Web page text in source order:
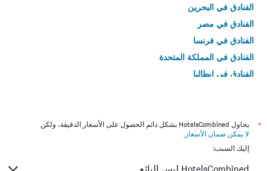
الفنادق في البحرين
الفنادق في مصر
الفنادق في فرنسا
الفنادق في المملكة المتحدة
الفنادق في إيطاليا
*
يحاول HotelsCombined بشكل دائم الحصول على الأسعار الدقيقة، ولكن
لا يمكن ضمان الأسعار .
إليك السبب:
HotelsCombined ليس البائع